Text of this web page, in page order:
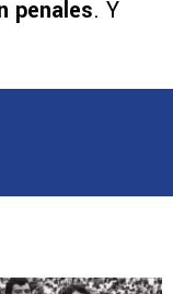
penales. Y